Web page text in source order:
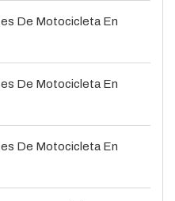
De Motocicleta En
De Motocicleta En
De Motocicleta En